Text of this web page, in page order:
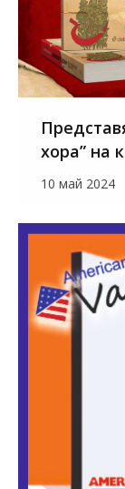
хора” на
10 май 2024